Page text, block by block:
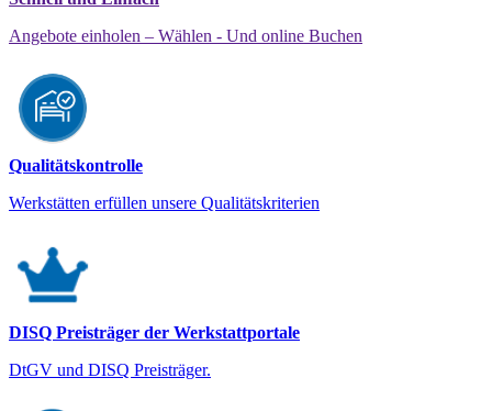
Angebote einholen – Wählen - Und online Buchen
Qualitätskontrolle
Werkstätten erfüllen unsere Qualitätskriterien
DISQ Preisträger der Werkstattportale
DtGV und DISQ Preisträger.